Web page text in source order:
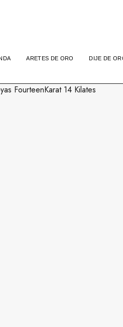
ARETES DE ORO DIJE DE